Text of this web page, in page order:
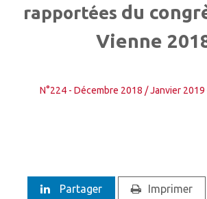
rapportées du
Vienne
N°224 - Décembre 2018 / Janvier 2019
Partager Imprimer